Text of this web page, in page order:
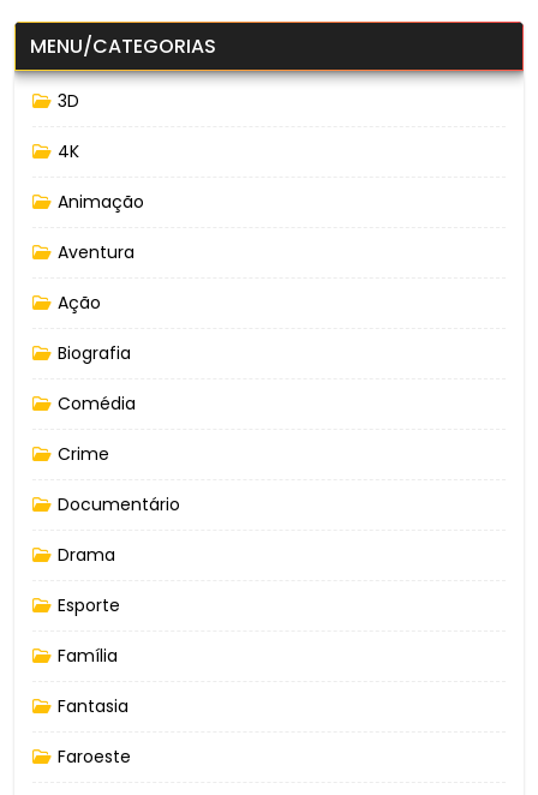
MENU/CATEGORIAS
3D
4K
Animação
Aventura
Ação
Biografia
Comédia
Crime
Documentário
Drama
Esporte
Família
Fantasia
Faroeste